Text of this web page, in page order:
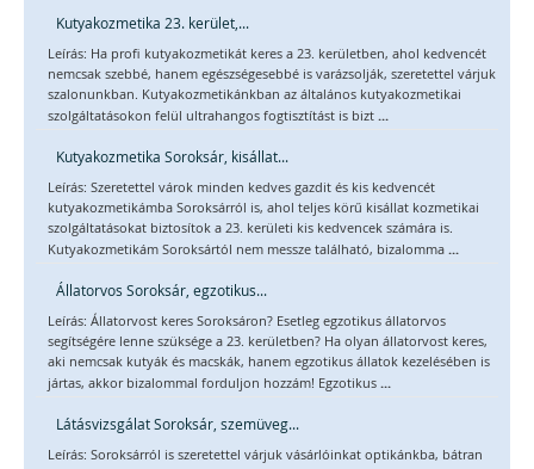
Kutyakozmetika 23. kerület,...
Leírás: Ha profi kutyakozmetikát keres a 23. kerületben, ahol kedvencét
nemcsak szebbé, hanem egészségesebbé is varázsolják, szeretettel várjuk
szalonunkban. Kutyakozmetikánkban az általános kutyakozmetikai
szolgáltatásokon felül ultrahangos fogtisztítást is bizt ...
Kutyakozmetika Soroksár, kisállat...
Leírás: Szeretettel várok minden kedves gazdit és kis kedvencét
kutyakozmetikámba Soroksárról is, ahol teljes körű kisállat kozmetikai
szolgáltatásokat biztosítok a 23. kerületi kis kedvencek számára is.
Kutyakozmetikám Soroksártól nem messze található, bizalomma ...
Állatorvos Soroksár, egzotikus...
Leírás: Állatorvost keres Soroksáron? Esetleg egzotikus állatorvos
segítségére lenne szüksége a 23. kerületben? Ha olyan állatorvost keres,
aki nemcsak kutyák és macskák, hanem egzotikus állatok kezelésében is
jártas, akkor bizalommal forduljon hozzám! Egzotikus ...
Látásvizsgálat Soroksár, szemüveg...
Leírás: Soroksárról is szeretettel várjuk vásárlóinkat optikánkba, bátran